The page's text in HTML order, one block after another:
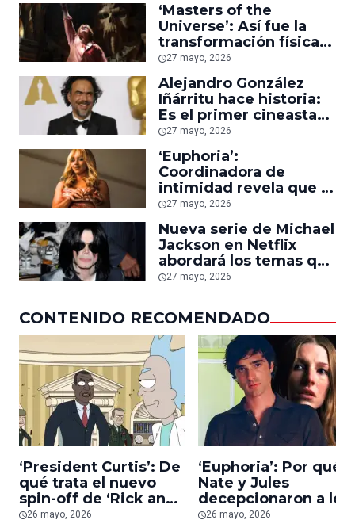
‘Masters of the
Universe’: Así fue la
transformación física
de Nicholas Galitzine
para convertirse en He-
Man
27 mayo, 2026
Alejandro González
Iñárritu hace historia:
Es el primer cineasta
en entrar al Colegio
Nacional de México
27 mayo, 2026
‘Euphoria’:
Coordinadora de
intimidad revela que a
las estrellas se les
‘presionó’ para hacer
escenas explícitas y ser
‘vulnerables’
27 mayo, 2026
Nueva serie de Michael
Jackson en Netflix
abordará los temas que
‘Michael’ no quiso
27 mayo, 2026
CONTENIDO RECOMENDADO
‘President Curtis’: De
qué trata el nuevo
spin-off de ‘Rick and
Morty’
26 mayo, 2026
‘Euphoria’: Por qué
Nate y Jules
decepcionaron a los
fans en la
26 mayo, 2026